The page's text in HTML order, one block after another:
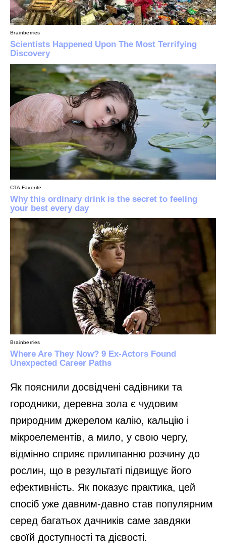
Як пояснили досвідчені садівники та
городники, деревна зола є чудовим
природним джерелом калію, кальцію і
мікроелементів, а мило, у свою чергу,
відмінно сприяє прилипанню розчину до
рослин, що в результаті підвищує його
ефективність. Як показує практика, цей
спосіб уже давним-давно став популярним
серед багатьох дачників саме завдяки
своїй доступності та дієвості.